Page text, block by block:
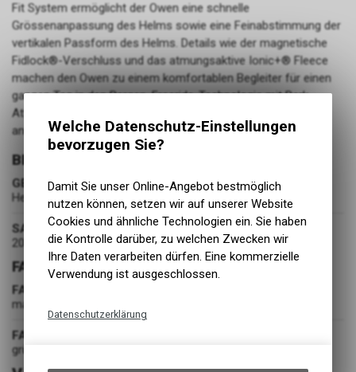
Fit System ermöglicht der Owen eine schnelle
Grössenanpassung des Helms sowie eine Feinabstimmung der
vertikalen Passform des Helms. Details wie der magnetische
Fidlock®-Verschluss und das atmungsaktive Ionic+® Fleece
machen den Owen zu einem komfortablen Begleiter für einen
ganzen Tag in den Bergen. Freeride-Technologie mit Park-
Attitüde, der Owen ist teamorientiert und von den Locals
anerkannt.
BEKLEIDUNG
GESCHLECHT
Herren
SAISON
2025-W
FARBE
FARBE
matte glacier green
FARBGRUPPE
grün
Welche Datenschutz-Einstellungen
bevorzugen Sie?
Damit Sie unser Online-Angebot bestmöglich
nutzen können, setzen wir auf unserer Website
Cookies und ähnliche Technologien ein. Sie haben
die Kontrolle darüber, zu welchen Zwecken wir
Ihre Daten verarbeiten dürfen. Eine kommerzielle
Verwendung ist ausgeschlossen.
Datenschutzerklärung